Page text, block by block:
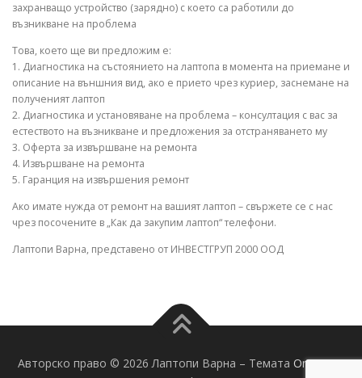
захранващо устройство (зарядно) с което са работили до
възникване на проблема
Това, което ще ви предложим е:
1. Диагностика на състоянието на лаптопа в момента на приемане и
описание на външния вид, ако е прието чрез куриер, заснемане на
полученият лаптоп
2. Диагностика и установяване на проблема – консултация с вас за
естеството на възникване и предложения за отстраняването му
3. Оферта за извършване на ремонта
4. Извършване на ремонта
5. Гаранция на извършения ремонт
Ако имате нужда от ремонт на вашият лаптоп – свържете се с нас
чрез посочените в „Как да закупим лаптоп“ телефони.
Лаптопи Варна, представено от ИНВЕСТГРУП 2000 ООД
Авторско право © 2026 Лаптопи Варна – Темата OnePress